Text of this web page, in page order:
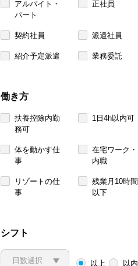
アルバイト・
パート
正社員
契約社員 派遣社員
紹介予定派遣 業務委託
働き方
扶養控除内勤
務可
1日4h以内可
体を動かす仕
事
在宅ワーク・
内職
リゾートの仕
事
残業月10時間
以下
シフト
以上 以内